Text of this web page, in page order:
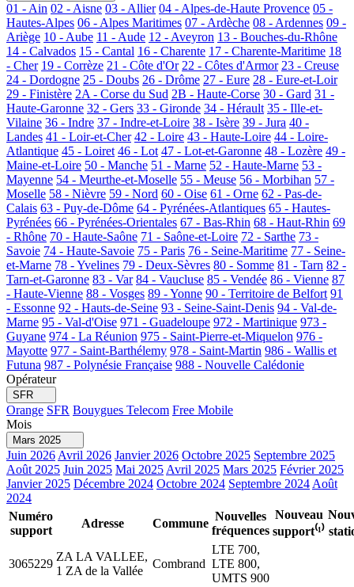
01 - Ain 02 - Aisne 03 - Allier 04 - Alpes-de-Haute Provence 05 -
Hautes-Alpes 06 - Alpes Maritimes 07 - Ardèche 08 - Ardennes 09 -
Ariège 10 - Aube 11 - Aude 12 - Aveyron 13 - Bouches-du-Rhône
14 - Calvados 15 - Cantal 16 - Charente 17 - Charente-Maritime 18
- Cher 19 - Corrèze 21 - Côte d'Or 22 - Côtes d'Armor 23 - Creuse
24 - Dordogne 25 - Doubs 26 - Drôme 27 - Eure 28 - Eure-et-Loir
29 - Finistère 2A - Corse du Sud 2B - Haute-Corse 30 - Gard 31 -
Haute-Garonne 32 - Gers 33 - Gironde 34 - Hérault 35 - Ille-et-
Vilaine 36 - Indre 37 - Indre-et-Loire 38 - Isère 39 - Jura 40 -
Landes 41 - Loir-et-Cher 42 - Loire 43 - Haute-Loire 44 - Loire-
Atlantique 45 - Loiret 46 - Lot 47 - Lot-et-Garonne 48 - Lozère 49 -
Maine-et-Loire 50 - Manche 51 - Marne 52 - Haute-Marne 53 -
Mayenne 54 - Meurthe-et-Moselle 55 - Meuse 56 - Morbihan 57 -
Moselle 58 - Nièvre 59 - Nord 60 - Oise 61 - Orne 62 - Pas-de-
Calais 63 - Puy-de-Dôme 64 - Pyrénées-Atlantiques 65 - Hautes-
Pyrénées 66 - Pyrénées-Orientales 67 - Bas-Rhin 68 - Haut-Rhin 69
- Rhône 70 - Haute-Saône 71 - Saône-et-Loire 72 - Sarthe 73 -
Savoie 74 - Haute-Savoie 75 - Paris 76 - Seine-Maritime 77 - Seine-
et-Marne 78 - Yvelines 79 - Deux-Sèvres 80 - Somme 81 - Tarn 82 -
Tarn-et-Garonne 83 - Var 84 - Vaucluse 85 - Vendée 86 - Vienne 87
- Haute-Vienne 88 - Vosges 89 - Yonne 90 - Territoire de Belfort 91
- Essonne 92 - Hauts-de-Seine 93 - Seine-Saint-Denis 94 - Val-de-
Marne 95 - Val-d'Oise 971 - Guadeloupe 972 - Martinique 973 -
Guyane 974 - La Réunion 975 - Saint-Pierre-et-Miquelon 976 -
Mayotte 977 - Saint-Barthélemy 978 - Saint-Martin 986 - Wallis et
Futuna 987 - Polynésie Française 988 - Nouvelle Calédonie
Opérateur
SFR
Orange SFR Bouygues Telecom Free Mobile
Mois
Mars 2025
Juin 2026 Avril 2026 Janvier 2026 Octobre 2025 Septembre 2025
Août 2025 Juin 2025 Mai 2025 Avril 2025 Mars 2025 Février 2025
Janvier 2025 Décembre 2024 Octobre 2024 Septembre 2024 Août
2024
Numéro
support
Adresse Commune
Nouvelles
fréquences
Nouveau
support⁽¹⁾
3065229
ZA LA VALLEE,
1 ZA de la Vallée
Combrand
LTE 700,
LTE 800,
UMTS 900